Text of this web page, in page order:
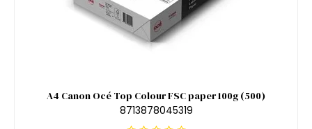
A4 Canon Océ Top Colour FSC paper 100g (500)
8713878045319